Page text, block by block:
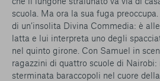
scuola. Ma ora la sua fuga
di un’insolita Divina Commedia: è
latta e lui interpreta uno degli
nel quinto girone. Con Samuel in
ragazzini di quattro scuole di
sterminata baraccopoli nel cuore